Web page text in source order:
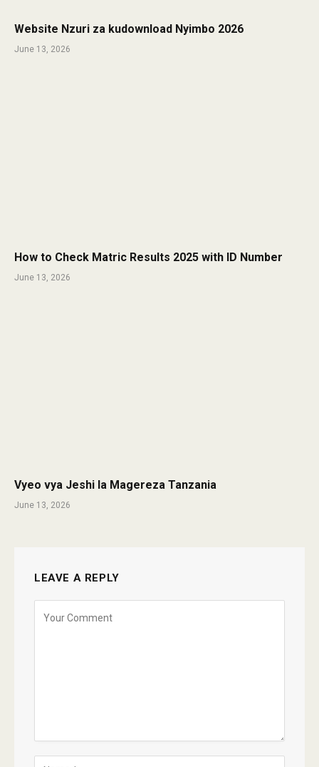
Website Nzuri za kudownload Nyimbo 2026
June 13, 2026
How to Check Matric Results 2025 with ID Number
June 13, 2026
Vyeo vya Jeshi la Magereza Tanzania
June 13, 2026
LEAVE A REPLY